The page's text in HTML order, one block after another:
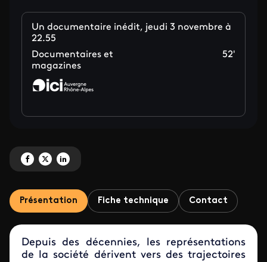
Un documentaire inédit, jeudi 3 novembre à
22.55
Documentaires et
magazines
52'
Partagez 'L'effondrement, la ville... et moi ?' sur Facebook
Partagez 'L'effondrement, la ville... et moi ?' sur X
Partagez 'L'effondrement, la ville... et moi ?' sur LinkedIn
Présentation Fiche technique Contact
Depuis des décennies, les représentations
de la société dérivent vers des trajectoires